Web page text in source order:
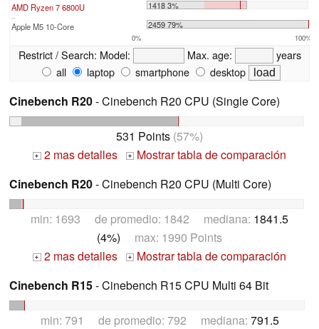
AMD Ryzen 7 6800U
1418 3%
...
Apple M5 10-Core 2459 79%
0% 100%
Restrict / Search: Model: Max. age:
years
all
laptop smartphone desktop
Cinebench R20- Cinebench R20 CPU (Single Core)
531 Points (57%)
+ 2 mas detalles +
Mostrar tabla de comparación
Cinebench R20- Cinebench R20 CPU (Multi Core)
min: 1693 de promedio: 1842 mediana: 1841.5
(4%) max: 1990 Points
+ 2 mas detalles +
Mostrar tabla de comparación
Cinebench R15- Cinebench R15 CPU Multi 64 Bit
min: 791 de promedio: 792 mediana: 791.5